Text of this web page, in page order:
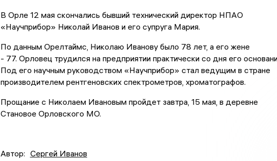
В Орле 12 мая скончались бывший технический директор НПАО
«Научприбор» Николай Иванов и его супруга Мария.
По данным Орелтаймс, Николаю Иванову было 78 лет, а его жене
- 77. Орловец трудился на предприятии практически со дня его
Под его научным руководством «Научприбор» стал ведущим в стране
производителем рентгеновских спектрометров, хроматографов.
Прощание с Николаем Ивановым пройдет завтра, 15 мая, в деревне
Становое Орловского МО.
Автор: Сергей Иванов